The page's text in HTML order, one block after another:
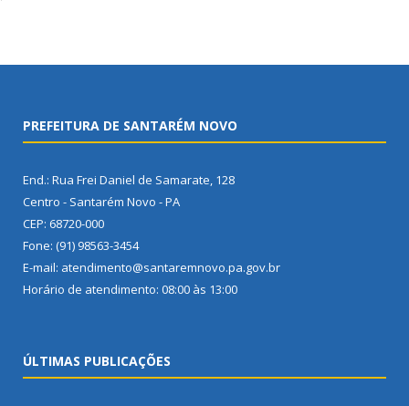
PREFEITURA DE SANTARÉM NOVO
End.: Rua Frei Daniel de Samarate, 128
Centro - Santarém Novo - PA
CEP: 68720-000
Fone: (91) 98563-3454
E-mail: atendimento@santaremnovo.pa.gov.br
Horário de atendimento: 08:00 às 13:00
ÚLTIMAS PUBLICAÇÕES